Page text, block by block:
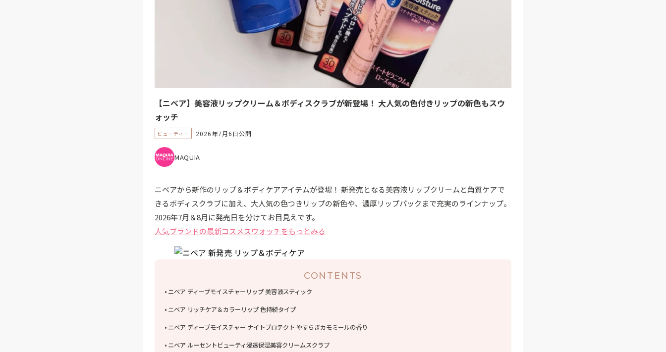
【ニベア】美容液リップクリーム＆ボディスクラブが新登場！ 大人気の色付きリップの新色もスウ
ォッチ
ビューティー 2026年7月6日公開
MAQUIA
ニベアから新作のリップ＆ボディケアアイテムが登場！ 新発売となる美容液リップクリームと角質ケアで
きるボディスクラブに加え、大人気の色つきリップの新色や、濃厚リップパックまで充実のラインナップ。
2026年7月＆8月に発売日を分けてお目見えです。
人気ブランドの最新コスメスウォッチをもっとみる
CONTENTS
ニベア ディープモイスチャーリップ 美容液スティック
ニベア リッチケア＆カラーリップ 色持続タイプ
ニベア ディープモイスチャー ナイトプロテクト やすらぎカモミールの香り
ニベア ルーセントビューティ浸透保湿美容クリームスクラブ